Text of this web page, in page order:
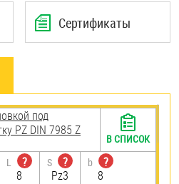
Сертификаты
под
PZ DIN 7985 Z
L
?
8
S
?
Pz3
b
?
8
В СПИСОК